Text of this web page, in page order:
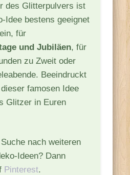
des Glitterpulvers ist
Idee bestens geeignet
für
und Jubiläen, für
zu Zweit oder
Beeindruckt
famosen Idee
Glitzer in Euren
nach weiteren
Ideen? Dann
Pinterest.